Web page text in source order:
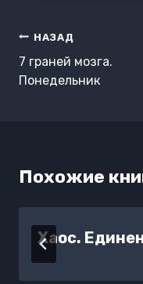
Навигация
по
записям
НАЗАД
7 граней мозга.
Понедельник
Похожие
Хаос.